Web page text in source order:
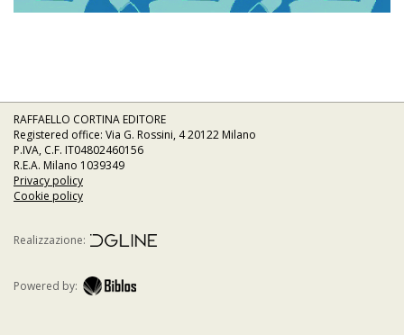
RAFFAELLO CORTINA EDITORE
Registered office: Via G. Rossini, 4 20122 Milano
P.IVA, C.F. IT04802460156
R.E.A. Milano 1039349
Privacy policy
Cookie policy
Realizzazione:
Powered by: